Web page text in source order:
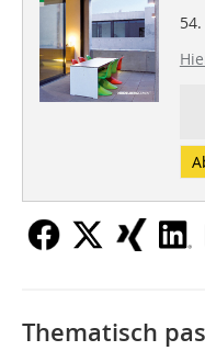
54.
Thematisch